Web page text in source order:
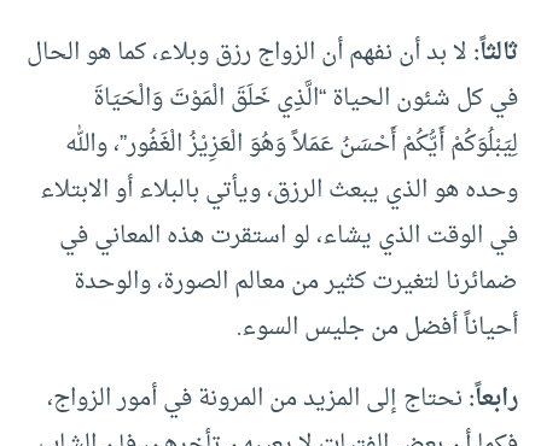
ثالثاً:لا بد أن نفهم أن الزواج رزق وبلاء، كما هو الحال
في كل شئون الحياة “الَّذِي خَلَقَ الْمَوْتَ وَالْحَيَاةَ
لِيَبْلُوَكُمْ أَيُّكُمْ أَحْسَنُ عَمَلاً وَهُوَ الْعَزِيْزُ الْغَفُور”، والله
وحده هو الذي يبعث الرزق، ويأتي بالبلاء أو الابتلاء
في الوقت الذي يشاء، لو استقرت هذه المعاني في
ضمائرنا لتغيرت كثير من معالم الصورة، والوحدة
أحياناً أفضل من جليس السوء.
رابعاً:نحتاج إلى المزيد من المرونة في أمور الزواج،